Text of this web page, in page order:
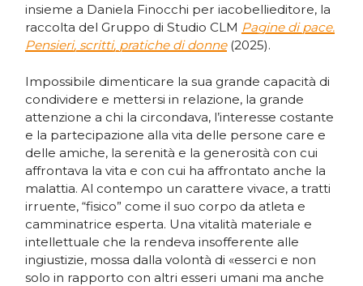
insieme a Daniela Finocchi per iacobellieditore, la
raccolta del Gruppo di Studio CLM Pagine di pace.
Pensieri, scritti, pratiche di donne(2025).
Impossibile dimenticare la sua grande capacità di
condividere e mettersi in relazione, la grande
attenzione a chi la circondava, l’interesse costante
e la partecipazione alla vita delle persone care e
delle amiche, la serenità e la generosità con cui
affrontava la vita e con cui ha affrontato anche la
malattia. Al contempo un carattere vivace, a tratti
irruente, “fisico” come il suo corpo da atleta e
camminatrice esperta. Una vitalità materiale e
intellettuale che la rendeva insofferente alle
ingiustizie, mossa dalla volontà di «esserci e non
solo in rapporto con altri esseri umani ma anche